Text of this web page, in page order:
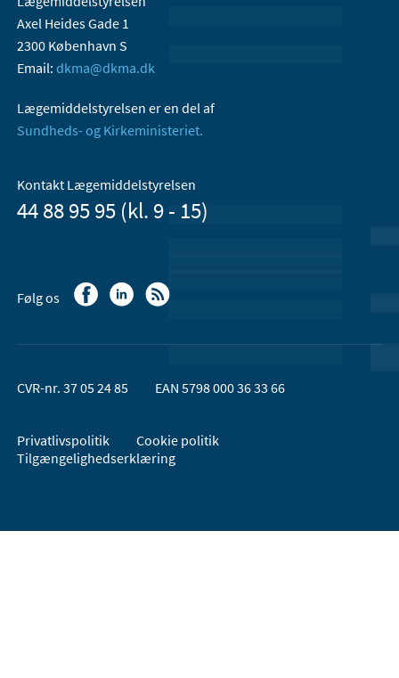
Axel Heides Gade 1
2300 København S
Email: dkma@dkma.dk
Lægemiddelstyrelsen er en del af
Sundheds- og Kirkeministeriet.
Kontakt Lægemiddelstyrelsen
44 88 95 95 (kl. 9 - 15)
Følg os
CVR-nr. 37 05 24 85 EAN 5798 000 36 33 66
Privatlivspolitik
Cookie politik
Tilgængelighedserklæring